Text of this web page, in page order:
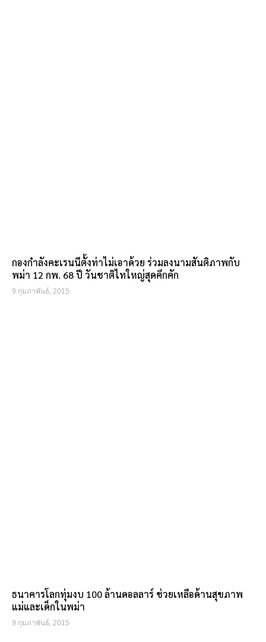
กองกำลังคะเรนนีตั้งท่าไม่เอาด้วย ร่วมลงนามสันติภาพกับ
พม่า 12 กพ. 68 ปี วันชาติไทใหญ่สุดคึกคัก
9 กุมภาพันธ์, 2015
ธนาคารโลกทุ่มงบ 100 ล้านดอลลาร์ ช่วยเหลือด้านสุขภาพ
แม่และเด็กในพม่า
9 กุมภาพันธ์, 2015